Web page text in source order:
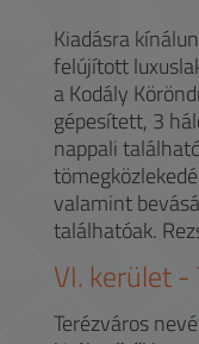
Kiadásra
felújított
a Kodály
gépesített, 3
nappali
valamint
találhatóak.
VI. kerület -
Terézváros